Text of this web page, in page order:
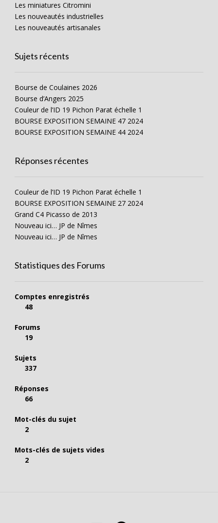
Les miniatures Citromini
Les nouveautés industrielles
Les nouveautés artisanales
Sujets récents
Bourse de Coulaines 2026
Bourse d’Angers 2025
Couleur de l’ID 19 Pichon Parat échelle 1
BOURSE EXPOSITION SEMAINE 47 2024
BOURSE EXPOSITION SEMAINE 44 2024
Réponses récentes
Couleur de l’ID 19 Pichon Parat échelle 1
BOURSE EXPOSITION SEMAINE 27 2024
Grand C4 Picasso de 2013
Nouveau ici… JP de Nîmes
Nouveau ici… JP de Nîmes
Statistiques des Forums
Comptes enregistrés
48
Forums
19
Sujets
337
Réponses
66
Mot-clés du sujet
2
Mots-clés de sujets vides
2